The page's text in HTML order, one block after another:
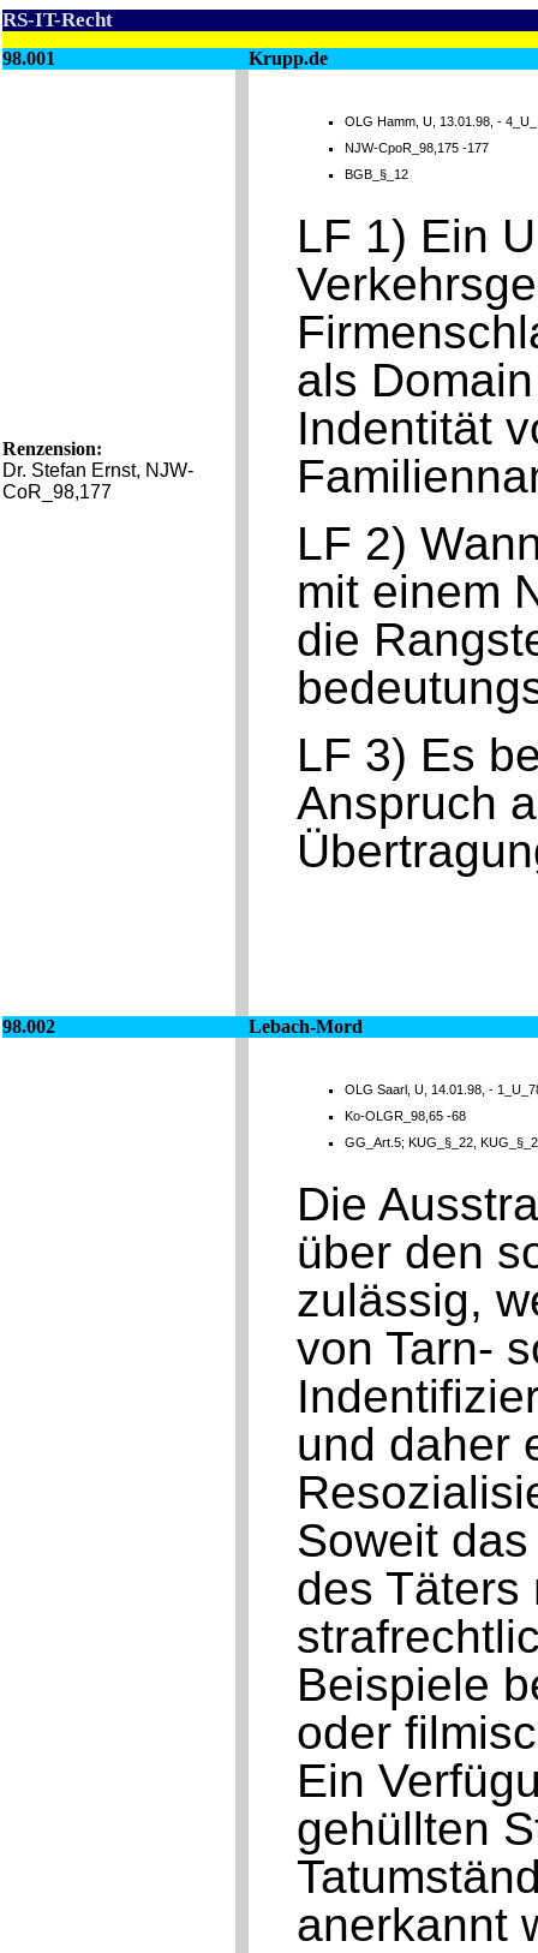
RS-IT-Recht
98.001 Krupp.de
Renzension:
Dr. Stefan Ernst, NJW-
CoR_98,177
OLG Hamm, U, 13.01.98, -
NJW-CpoR_98,175 -177
BGB_§_12
LF 1) Ein
als
Indentität
LF 2)
mit einem
die
LF 3) Es
Anspruch
98.002 Lebach-Mord
OLG Saarl, U, 14.01.98, -
Ko-OLGR_98,65 -68
GG_Art.5; KUG_§_22,
Die
über den
zulässig,
von Tarn-
und daher
Soweit
des Täters
Beispiele
oder
Ein
gehüllten
anerkannt